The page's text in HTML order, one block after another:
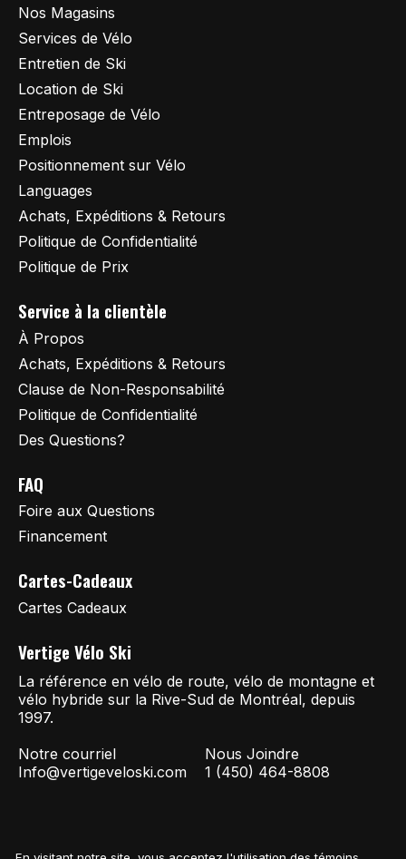
Nos Magasins
Services de Vélo
Entretien de Ski
Location de Ski
Entreposage de Vélo
Emplois
Positionnement sur Vélo
Languages
Achats, Expéditions & Retours
Politique de Confidentialité
Politique de Prix
Service à la clientèle
À Propos
Achats, Expéditions & Retours
Clause de Non-Responsabilité
Politique de Confidentialité
Des Questions?
FAQ
Foire aux Questions
Financement
Cartes-Cadeaux
Cartes Cadeaux
Vertige Vélo Ski
La référence en vélo de route, vélo de montagne et
vélo hybride sur la Rive-Sud de Montréal, depuis
1997.
Notre courriel
Info@vertigeveloski.com
Nous Joindre
1 (450) 464-8808